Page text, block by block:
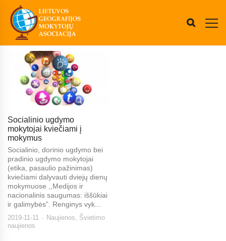
Socialinio ugdymo
mokytojai kviečiami į
mokymus
Socialinio, dorinio ugdymo bei
pradinio ugdymo mokytojai
(etika, pasaulio pažinimas)
kviečiami dalyvauti dviejų dienų
mokymuose ,,Medijos ir
nacionalinis saugumas: iššūkiai
ir galimybės”. Renginys vyk...
2019-11-11 Naujienos, Švietimo
naujienos